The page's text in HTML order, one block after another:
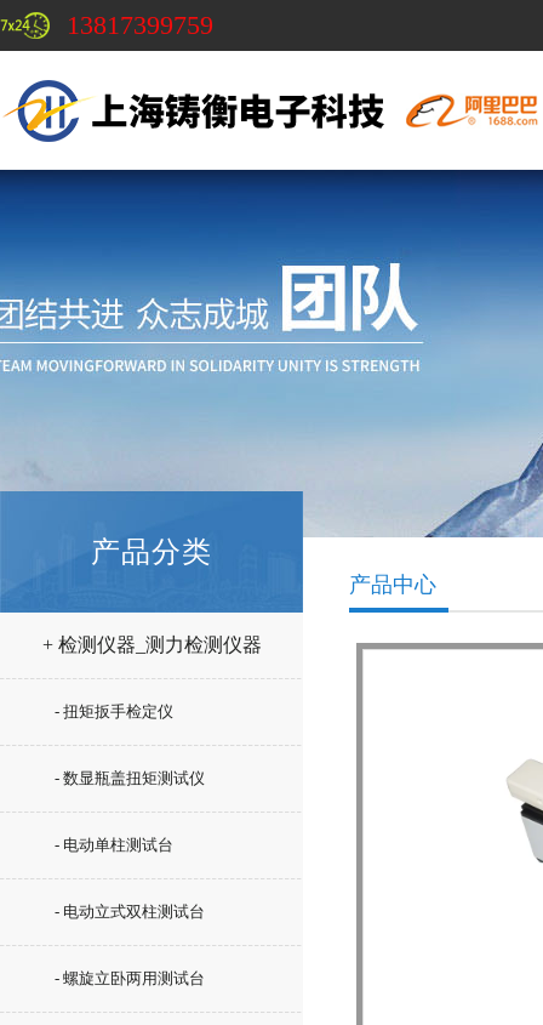
13817399759
产品分类
+ 检测仪器_测力检测仪器
- 扭矩扳手检定仪
- 数显瓶盖扭矩测试仪
- 电动单柱测试台
- 电动立式双柱测试台
- 螺旋立卧两用测试台
产品中心